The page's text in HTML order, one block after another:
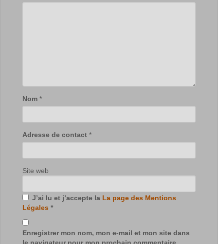
Nom *
Adresse de contact *
Site web
J’ai lu et j’accepte la La page des Mentions
Légales *
Enregistrer mon nom, mon e-mail et mon site dans